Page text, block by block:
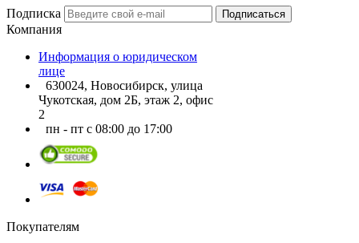
Подписка Подписаться
Компания
Информация о юридическом
лице
630024, Новосибирск, улица
Чукотская, дом 2Б, этаж 2, офис
2
пн - пт с 08:00 до 17:00
Покупателям